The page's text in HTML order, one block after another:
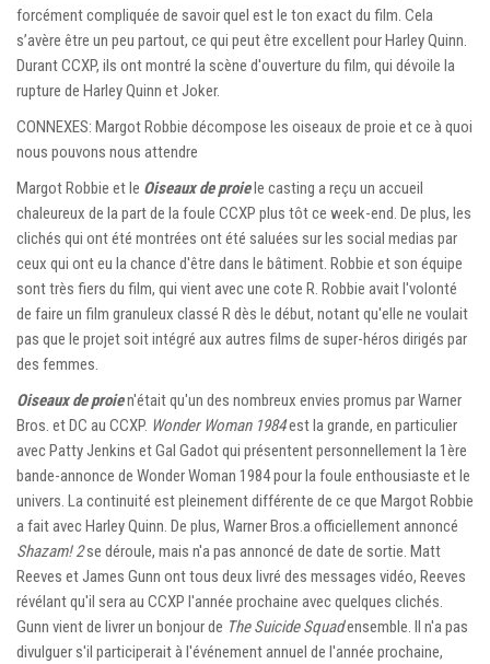
forcément compliquée de savoir quel est le ton exact du film. Cela
s’avère être un peu partout, ce qui peut être excellent pour Harley Quinn.
Durant CCXP, ils ont montré la scène d'ouverture du film, qui dévoile la
rupture de Harley Quinn et Joker.
CONNEXES: Margot Robbie décompose les oiseaux de proie et ce à quoi
nous pouvons nous attendre
Margot Robbie et le Oiseaux de proiele casting a reçu un accueil
chaleureux de la part de la foule CCXP plus tôt ce week-end. De plus, les
clichés qui ont été montrées ont été saluées sur les social medias par
ceux qui ont eu la chance d'être dans le bâtiment. Robbie et son équipe
sont très fiers du film, qui vient avec une cote R. Robbie avait l'volonté
de faire un film granuleux classé R dès le début, notant qu'elle ne voulait
pas que le projet soit intégré aux autres films de super-héros dirigés par
des femmes.
Oiseaux de proien'était qu'un des nombreux envies promus par Warner
Bros. et DC au CCXP. Wonder Woman 1984est la grande, en particulier
avec Patty Jenkins et Gal Gadot qui présentent personnellement la 1ère
bande-annonce de Wonder Woman 1984 pour la foule enthousiaste et le
univers. La continuité est pleinement différente de ce que Margot Robbie
a fait avec Harley Quinn. De plus, Warner Bros.a officiellement annoncé
Shazam! 2se déroule, mais n'a pas annoncé de date de sortie. Matt
Reeves et James Gunn ont tous deux livré des messages vidéo, Reeves
révélant qu'il sera au CCXP l'année prochaine avec quelques clichés.
Gunn vient de livrer un bonjour de The Suicide Squadensemble. Il n'a pas
divulguer s'il participerait à l'événement annuel de l'année prochaine,